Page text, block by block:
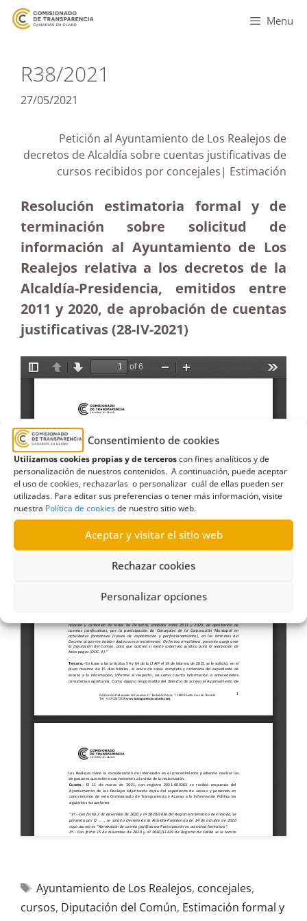
Consentimiento de cookies
Utilizamos cookies propias y de terceroscon fines analíticos y de
personalización de nuestros contenidos. A continuación, puede aceptar
el uso de cookies, rechazarlas o personalizar cuál de ellas pueden ser
utilizadas. Para editar sus preferencias o tener más información, visite
nuestra Política de cookiesde nuestro sitio web.
Aceptar y visitar el sitio web
Rechazar cookies
Personalizar opciones
Menu
R38/2021
27/05/2021
Petición al Ayuntamiento de Los Realejos de
decretos de Alcaldía sobre cuentas justificativas de
cursos recibidos por concejales| Estimación
Resolución estimatoria formal y de
terminación sobre solicitud de
información al Ayuntamiento de Los
Realejos relativa a los decretos de la
Alcaldía-Presidencia, emitidos entre
2011 y 2020, de aprobación de cuentas
justificativas (28-IV-2021)
Ayuntamiento de Los Realejos, concejales,
cursos, Diputación del Común, Estimación formal y